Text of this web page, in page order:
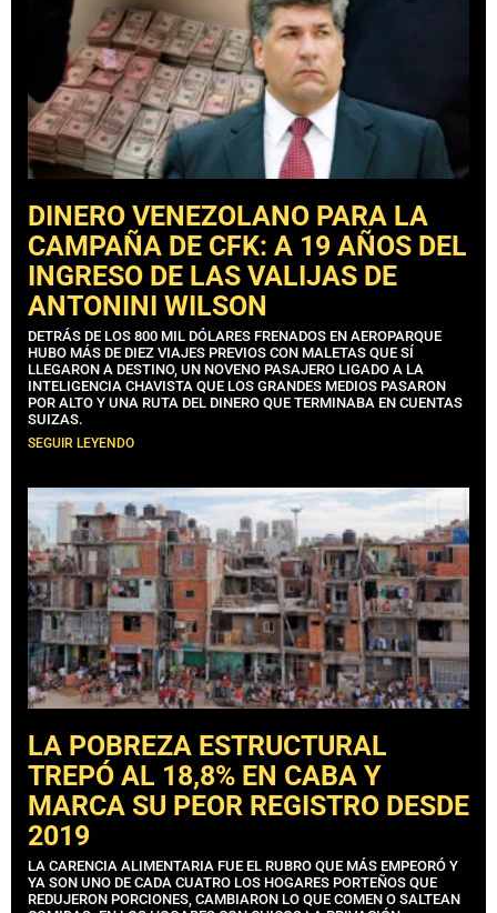
DINERO VENEZOLANO PARA LA
CAMPAÑA DE CFK: A 19 AÑOS DEL
INGRESO DE LAS VALIJAS DE
ANTONINI WILSON
DETRÁS DE LOS 800 MIL DÓLARES FRENADOS EN AEROPARQUE
HUBO MÁS DE DIEZ VIAJES PREVIOS CON MALETAS QUE SÍ
LLEGARON A DESTINO, UN NOVENO PASAJERO LIGADO A LA
INTELIGENCIA CHAVISTA QUE LOS GRANDES MEDIOS PASARON
POR ALTO Y UNA RUTA DEL DINERO QUE TERMINABA EN CUENTAS
SUIZAS.
SEGUIR LEYENDO
LA POBREZA ESTRUCTURAL
TREPÓ AL 18,8% EN CABA Y
MARCA SU PEOR REGISTRO DESDE
2019
LA CARENCIA ALIMENTARIA FUE EL RUBRO QUE MÁS EMPEORÓ Y
YA SON UNO DE CADA CUATRO LOS HOGARES PORTEÑOS QUE
REDUJERON PORCIONES, CAMBIARON LO QUE COMEN O SALTEAN